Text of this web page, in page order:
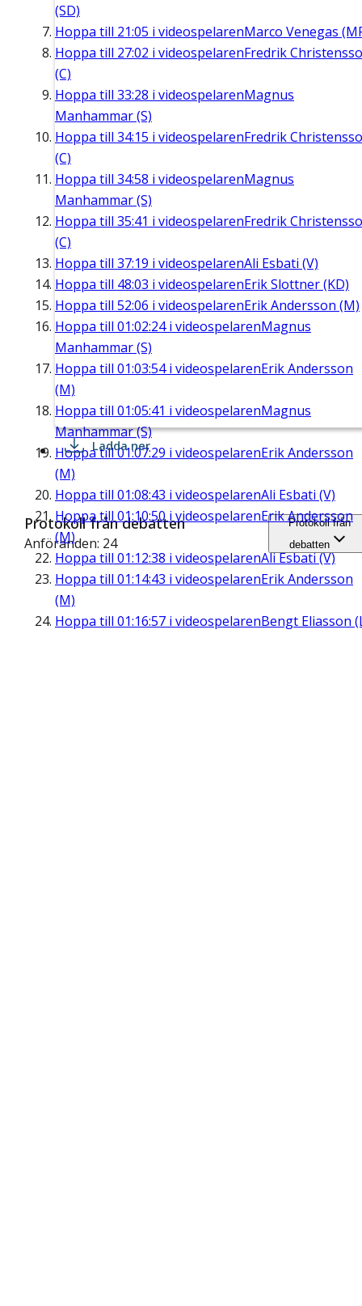
(SD)
Hoppa till 21:05 i videospelarenMarco Venegas
Hoppa till 27:02 i videospelarenFredrik
(C)
Hoppa till 33:28 i videospelarenMagnus
Manhammar (S)
Hoppa till 34:15 i videospelarenFredrik
(C)
Hoppa till 34:58 i videospelarenMagnus
Manhammar (S)
Hoppa till 35:41 i videospelarenFredrik
(C)
Hoppa till 37:19 i videospelarenAli Esbati (V)
Hoppa till 48:03 i videospelarenErik Slottner (KD)
Hoppa till 52:06 i videospelarenErik Andersson (M)
Hoppa till 01:02:24i videospelarenMagnus
Manhammar (S)
Hoppa till 01:03:54i videospelarenErik Andersson
(M)
Hoppa till 01:05:41 i videospelarenMagnus
Manhammar (S)
Hoppa till01:07:29 i videospelarenErik Andersson
(M)
Hoppa till 01:08:43 i videospelarenAli Esbati (V)
Hoppa till 01:10:50 i videospelarenErik Andersson
(M)
Hoppa till 01:12:38 i videospelarenAli Esbati (V)
Hoppa till 01:14:43 i videospelarenErik Andersson
(M)
Hoppa till 01:16:57 i videospelarenBengt Eliasson
Ladda ner
Protokoll från debatten
Anföranden: 24
Protokoll från
debatten